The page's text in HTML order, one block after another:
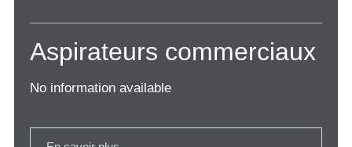
Aspirateurs commerciaux
No information available